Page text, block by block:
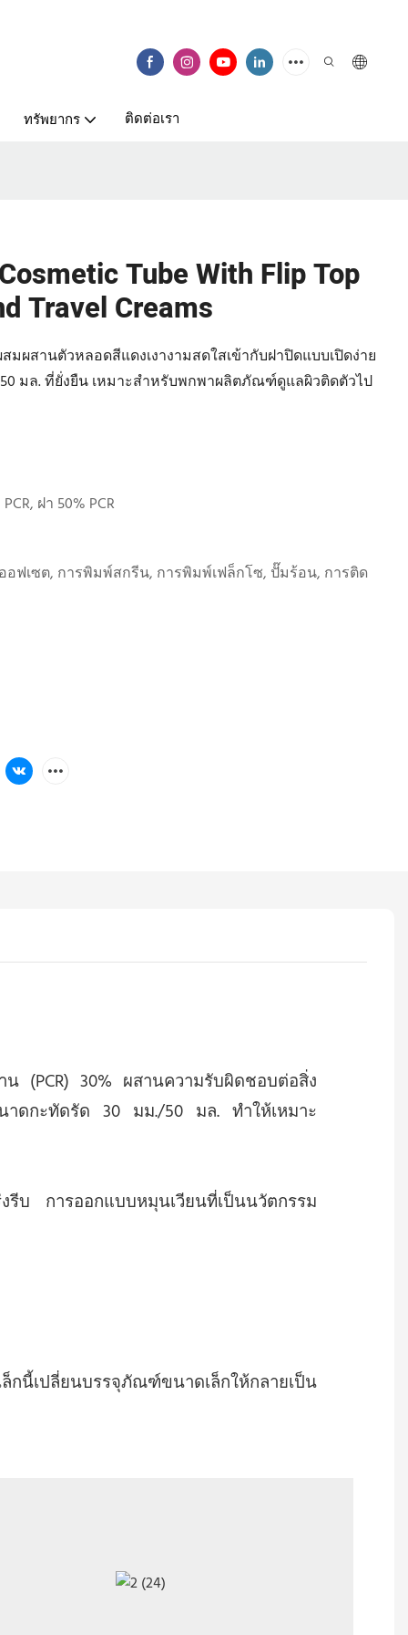
ทรัพยากร ติดต่อเรา
Tube With Flip Top
Travel Creams
สมผสานตัวหลอดสีแดงเงางามสดใสเข้ากับฝาปิดแบบเปิดง่าย
มล. ที่ยั่งยืน เหมาะสำหรับพกพาผลิตภัณฑ์ดูแลผิวติดตัวไป
ฝา 50% PCR
ฟเซต, การพิมพ์สกรีน, การพิมพ์เฟล็กโซ, ปั๊มร้อน, การติด
น (PCR) 30% ผสานความรับผิดชอบต่อสิ่ง
าดกะทัดรัด 30 มม./50 มล. ทำให้เหมาะ
รีบ การออกแบบหมุนเวียนที่เป็นนวัตกรรม
เปลี่ยนบรรจุภัณฑ์ขนาดเล็กให้กลายเป็น